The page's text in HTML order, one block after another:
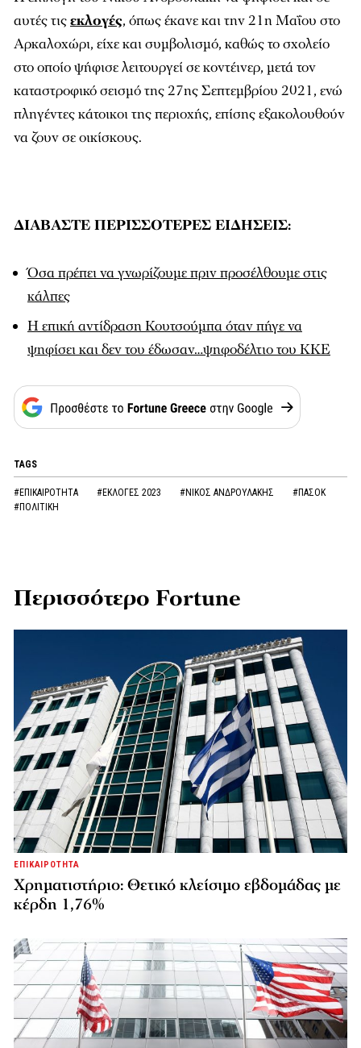
αυτές τιςεκλογές, όπως έκανε και την 21η Μαΐου στο
Αρκαλοχώρι, είχε και συμβολισμό, καθώς το σχολείο
στο οποίο ψήφισε λειτουργεί σε κοντέινερ, μετά τον
καταστροφικό σεισμό της 27ης Σεπτεμβρίου 2021, ενώ
πληγέντες κάτοικοι της περιοχής, επίσης εξακολουθούν
να ζουν σε οικίσκους.
ΔΙΑΒΑΣΤΕ ΠΕΡΙΣΣΟΤΕΡΕΣ ΕΙΔΗΣΕΙΣ:
Όσα πρέπει να γνωρίζουμε πριν προσέλθουμε στις
κάλπες
Η επική αντίδραση Κουτσούμπα όταν πήγε να
ψηφίσει και δεν του έδωσαν…ψηφοδέλτιο του ΚΚΕ
TAGS
#ΕΠΙΚΑΙΡΟΤΗΤΑ #ΕΚΛΟΓΕΣ 2023 #ΝΙΚΟΣ ΑΝΔΡΟΥΛΑΚΗΣ
#ΠΑΣΟΚ
#ΠΟΛΙΤΙΚΗ
Περισσότερο Fortune
ΕΠΙΚΑΙΡΟΤΗΤΑ
Χρηματιστήριο: Θετικό κλείσιμο εβδομάδας με
κέρδη 1,76%